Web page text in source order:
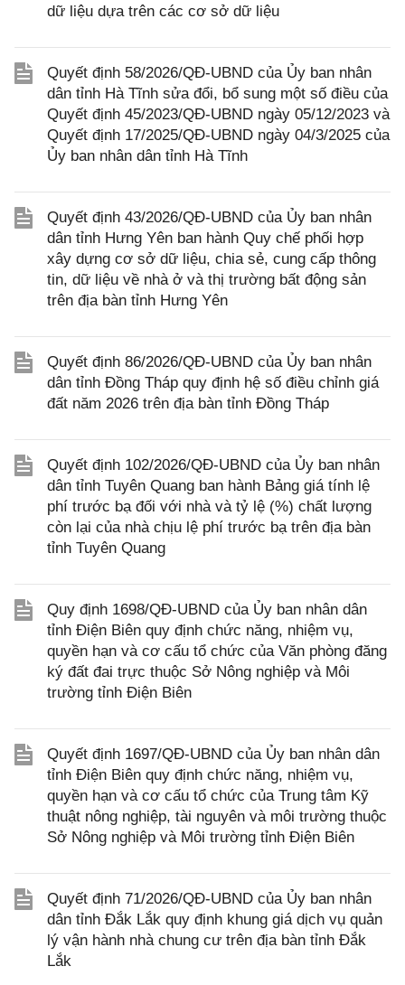
dữ liệu dựa trên các cơ sở dữ liệu
Quyết định 58/2026/QĐ-UBND của Ủy ban nhân
dân tỉnh Hà Tĩnh sửa đổi, bổ sung một số điều của
Quyết định 45/2023/QĐ-UBND ngày 05/12/2023 và
Quyết định 17/2025/QĐ-UBND ngày 04/3/2025 của
Ủy ban nhân dân tỉnh Hà Tĩnh
Quyết định 43/2026/QĐ-UBND của Ủy ban nhân
dân tỉnh Hưng Yên ban hành Quy chế phối hợp
xây dựng cơ sở dữ liệu, chia sẻ, cung cấp thông
tin, dữ liệu về nhà ở và thị trường bất động sản
trên địa bàn tỉnh Hưng Yên
Quyết định 86/2026/QĐ-UBND của Ủy ban nhân
dân tỉnh Đồng Tháp quy định hệ số điều chỉnh giá
đất năm 2026 trên địa bàn tỉnh Đồng Tháp
Quyết định 102/2026/QĐ-UBND của Ủy ban nhân
dân tỉnh Tuyên Quang ban hành Bảng giá tính lệ
phí trước bạ đối với nhà và tỷ lệ (%) chất lượng
còn lại của nhà chịu lệ phí trước bạ trên địa bàn
tỉnh Tuyên Quang
Quy định 1698/QĐ-UBND của Ủy ban nhân dân
tỉnh Điện Biên quy định chức năng, nhiệm vụ,
quyền hạn và cơ cấu tổ chức của Văn phòng đăng
ký đất đai trực thuộc Sở Nông nghiệp và Môi
trường tỉnh Điện Biên
Quyết định 1697/QĐ-UBND của Ủy ban nhân dân
tỉnh Điện Biên quy định chức năng, nhiệm vụ,
quyền hạn và cơ cấu tổ chức của Trung tâm Kỹ
thuật nông nghiệp, tài nguyên và môi trường thuộc
Sở Nông nghiệp và Môi trường tỉnh Điện Biên
Quyết định 71/2026/QĐ-UBND của Ủy ban nhân
dân tỉnh Đắk Lắk quy định khung giá dịch vụ quản
lý vận hành nhà chung cư trên địa bàn tỉnh Đắk
Lắk